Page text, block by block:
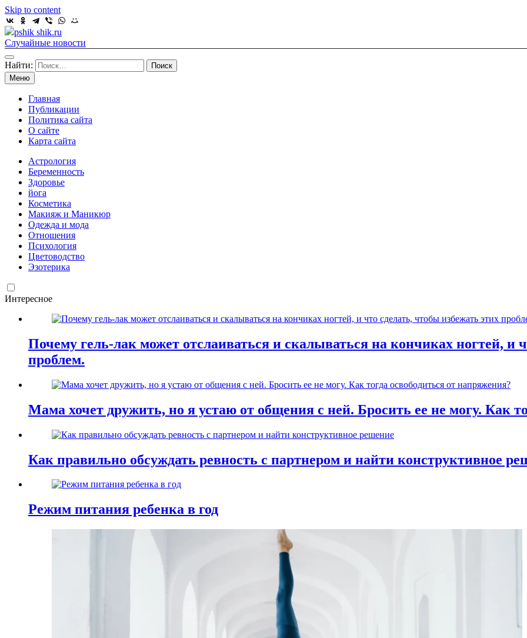
Skip to content
pshik shik.ru
Случайные новости
Найти:
Меню
Главная
Публикации
Политика сайта
О сайте
Карта сайта
Астрология
Беременность
Здоровье
йога
Косметика
Макияж и Маникюр
Одежда и мода
Отношения
Психология
Цветоводство
Эзотерика
Интересное
Почему гель-лак может отслаиваться и скалываться на кончиках ногтей, и
проблем.
Мама хочет дружить, но я устаю от общения с ней. Бросить ее не могу. Как
Как правильно обсуждать ревность с партнером и найти конструктивное
Режим питания ребенка в год